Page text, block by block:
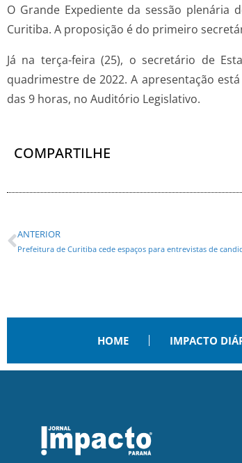
O Grande Expediente da sessão
Curitiba. A proposição é do primeiro
Já na terça-feira (25), o secretário de
quadrimestre de 2022. A apresentação
das 9 horas, no Auditório Legislativo.
COMPARTILHE
ANTERIOR
Prefeitura de Curitiba cede espaços para entrevistas de
HOME IMPACTO